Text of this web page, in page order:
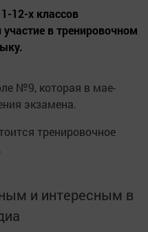
12-х классов
в тренировочном
№9, которая в мае-
экзамена.
тренировочное
и интересным в